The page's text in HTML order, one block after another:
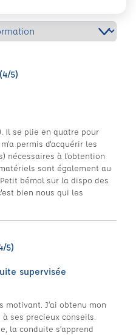
(4/5)
Il se plie en quatre pour
permis d'acquérir les
nécessaires à l'obtention
sont également au
bémol sur la dispo des
bien nous qui les
5)
supervisée
motivant. J’ai obtenu mon
ses precieux conseils.
la conduite s’apprend